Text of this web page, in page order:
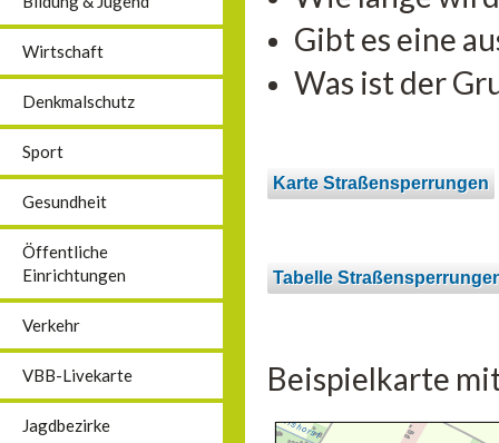
Wirtschaft
Denkmalschutz
Sport
Gesundheit
Öffentliche
Einrichtungen
Verkehr
VBB-Livekarte
Jagdbezirke
Gibt es eine
Was ist der
Karte Straßensperrungen
Tabelle
Beispielkarte